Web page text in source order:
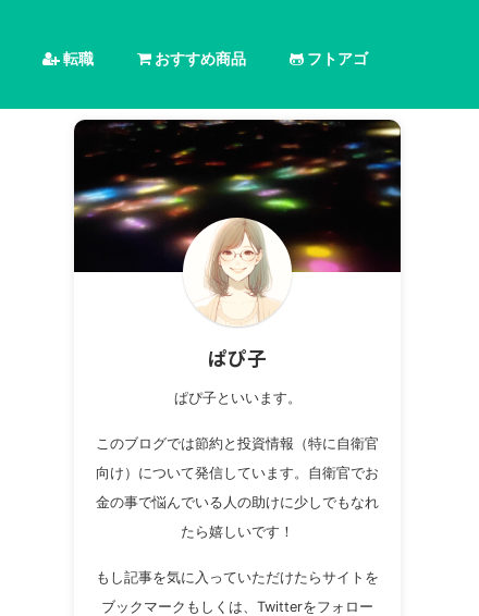
転職 おすすめ商品 フトアゴ
ぱぴ子
ぱぴ子といいます。
このブログでは節約と投資情報（特に自衛官
向け）について発信しています。自衛官でお
金の事で悩んでいる人の助けに少しでもなれ
たら嬉しいです！
もし記事を気に入っていただけたらサイトを
ブックマークもしくは、Twitterをフォロー